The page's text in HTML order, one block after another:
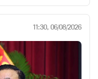
11:30, 06/08/2026